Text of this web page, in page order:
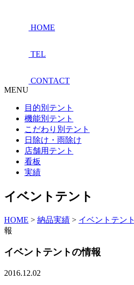
HOME
TEL
CONTACT
MENU
目的別テント
機能別テント
こだわり別テント
日除け・雨除け
店舗用テント
看板
実績
イベントテント
HOME > 納品実績 > イベントテント
報
イベントテントの情報
2016.12.02